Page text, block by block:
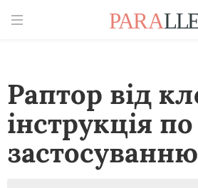
Раптор від
інструкція по
застосуванню